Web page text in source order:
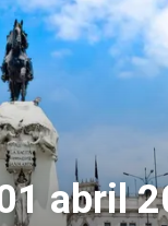
abril